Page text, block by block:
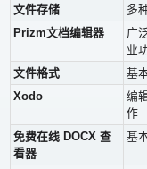
文件存储 多
Prizm文档编辑器
广
业
文件格式
基
Xodo
编
作
免费在线 DOCX 查
看器
基